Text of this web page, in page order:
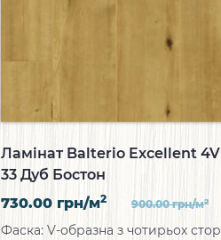
Ламінат Balterio Excellent 4V
33 Дуб Бостон
730.00 грн/м2 900.00грн/м2